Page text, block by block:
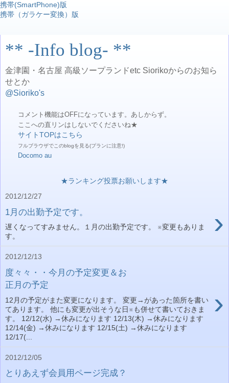
携帯(SmartPhone)版
携帯（ガラケー変換）版
** -Info blog- **
金津園・名古屋 高級ソープランドetc Siorikoからのお知ら
せとか
@Sioriko's
コメント機能はOFFになっています。あしからず。
ここへの直リンはしないでくださいね★
サイトTOPはこちら
フルブラウザでこのblogを見る(プランに注意!)
Docomo au
★ランキング投票お願いします★
2012/12/27
1月の出勤予定です。 ›
遅くなってすみません。１月の出勤予定です。 ※変更もありま
す。
2012/12/13
度々々・・今月の予定変更＆お
正月の予定
›
12月の予定がまた変更になります。 変更→があった箇所を書い
てあります。 他にも変更が出そうな日※も併せて書いておきま
す。 12/12(水) →休みになります 12/13(木) →休みになります
12/14(金) →休みになります 12/15(土) →休みになります
12/17(...
2012/12/05
とりあえず会員用ページ完成？